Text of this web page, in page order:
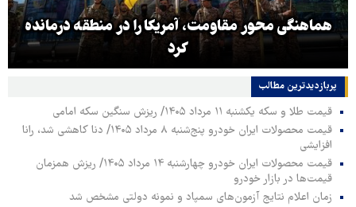
هماهنگی محور مقاومت، آمریکا را در منطقه درمانده
کرد
پربازدیدترین‌ مطالب
قیمت طلا و سکه یکشنبه ۱۱ مرداد ۱۴۰۵/ ریزش سنگین سکه امامی
قیمت محصولات ایران خودرو پنج‌شنبه ۸ مرداد ۱۴۰۵/ دنا کاهشی شد، رانا
افزایشی
قیمت محصولات ایران خودرو چهارشنبه ۱۴ مرداد ۱۴۰۵/ ریزش همزمان
قیمت‌ها در بازار خودرو
زمان اعلام نتایج آزمون‌های سمپاد و نمونه دولتی مشخص شد